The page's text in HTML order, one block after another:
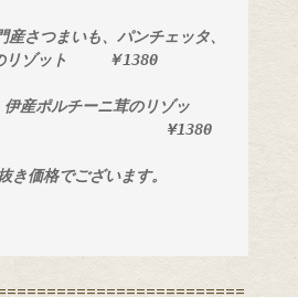
産さつまいも、パンチェッタ、
リゾット　　 ￥1380
伊産ポルチーニ茸のリゾッ
　　　　　　　　　　¥1380
き価格でございます。